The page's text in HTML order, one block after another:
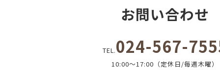
お問い合わせ
TEL.024-567-
10:00～17:00（定休日/毎週木曜）